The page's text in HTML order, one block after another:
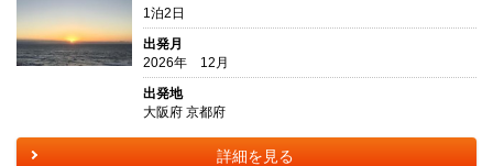
1泊2日
出発月
2026年 12月
出発地
大阪府 京都府
詳細を見る